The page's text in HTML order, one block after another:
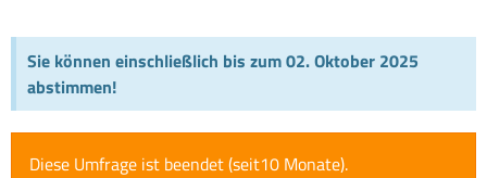
Sie können einschließlich bis zum 02. Oktober 2025
abstimmen!
Diese Umfrage ist beendet (seit10 Monate).